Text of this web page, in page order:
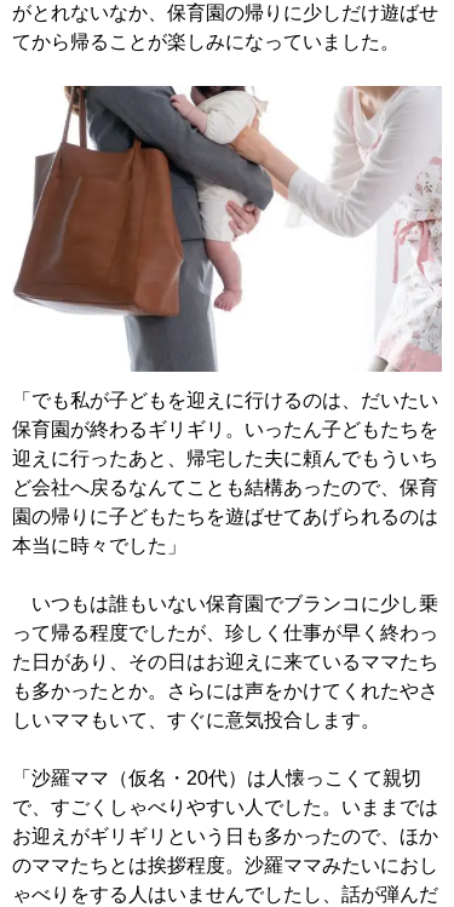
がとれないなか、保育園の帰りに少しだけ遊ばせ
てから帰ることが楽しみになっていました。
「でも私が子どもを迎えに行けるのは、だいたい
保育園が終わるギリギリ。いったん子どもたちを
迎えに行ったあと、帰宅した夫に頼んでもういち
ど会社へ戻るなんてことも結構あったので、保育
園の帰りに子どもたちを遊ばせてあげられるのは
本当に時々でした」
いつもは誰もいない保育園でブランコに少し乗
って帰る程度でしたが、珍しく仕事が早く終わっ
た日があり、その日はお迎えに来ているママたち
も多かったとか。さらには声をかけてくれたやさ
しいママもいて、すぐに意気投合します。
「沙羅ママ（仮名・20代）は人懐っこくて親切
で、すごくしゃべりやすい人でした。いままでは
お迎えがギリギリという日も多かったので、ほか
のママたちとは挨拶程度。沙羅ママみたいにおし
ゃべりをする人はいませんでしたし、話が弾んだ